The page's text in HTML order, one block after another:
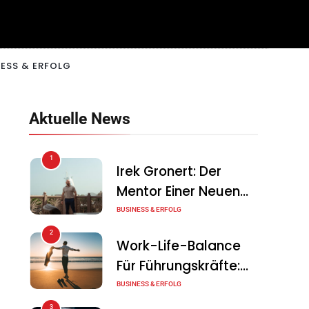
& ERFOLG
Aktuelle News
1
Irek Gronert: Der
Mentor Einer Neuen
Generation Von
BUSINESS & ERFOLG
2
Work-Life-Balance
Für Führungskräfte:
Illusion Oder Echte
BUSINESS & ERFOLG
3